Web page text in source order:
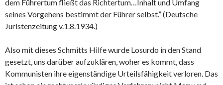
dem Führertum fließt das Richtertum…Inhalt und Umfang
seines Vorgehens bestimmt der Führer selbst.” (Deutsche
Juristenzeitung v.1.8.1934.)
Also mit dieses Schmitts Hilfe wurde Losurdo in den Stand
gesetzt, uns darüber aufzuklären, woher es kommt, dass
Kommunisten ihre eigenständige Urteilsfähigkeit verloren. Das